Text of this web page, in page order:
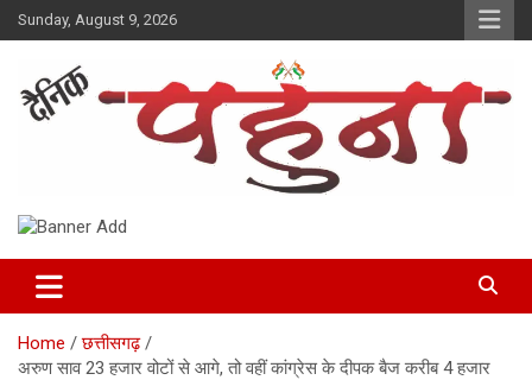
Skip
to
Sunday, August 9, 2026
Dainik Pahuna
Home
छत्तीसगढ़
अरुण साव 23 हजार वोटों से आगे, तो वहीं कांग्रेस के दीपक बैज करीब 4 हजार